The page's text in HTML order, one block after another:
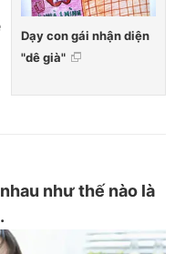
Dạy con gái nhận diện
"dê già"
như thế nào là